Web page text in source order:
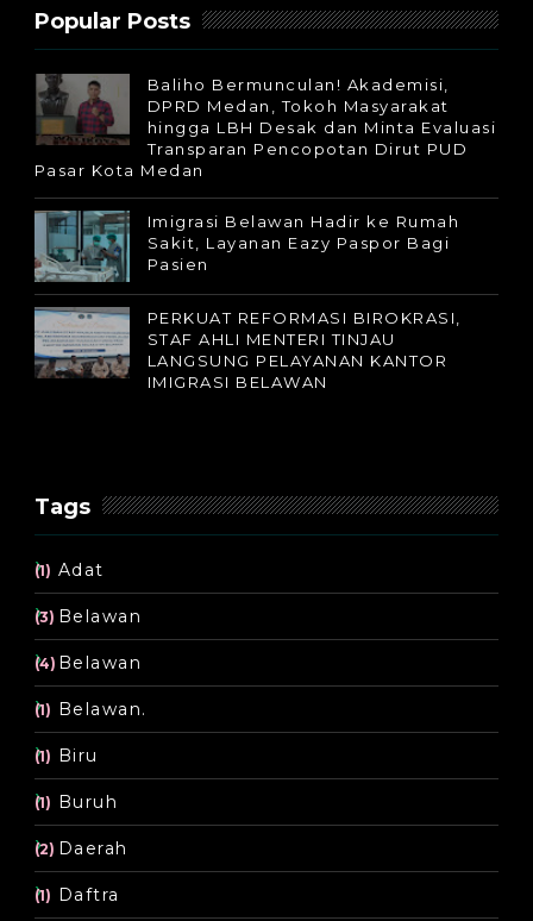
Popular Posts
Baliho Bermunculan! Akademisi,
DPRD Medan, Tokoh Masyarakat
hingga LBH Desak dan Minta Evaluasi
Transparan Pencopotan Dirut PUD
Pasar Kota Medan
Imigrasi Belawan Hadir ke Rumah
Sakit, Layanan Eazy Paspor Bagi
Pasien
PERKUAT REFORMASI BIROKRASI,
STAF AHLI MENTERI TINJAU
LANGSUNG PELAYANAN KANTOR
IMIGRASI BELAWAN
Tags
Adat
(1)
Belawan
(3)
Belawan
(4)
Belawan.
(1)
Biru
(1)
Buruh
(1)
Daerah
(2)
Daftra
(1)